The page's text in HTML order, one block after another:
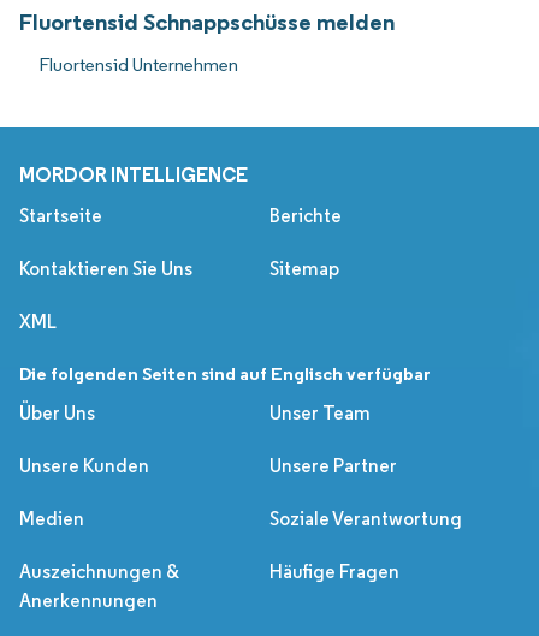
Fluortensid Schnappschüsse melden
Fluortensid Unternehmen
MORDOR INTELLIGENCE
Startseite Berichte
Kontaktieren Sie Uns Sitemap
XML
Die folgenden Seiten sind auf Englisch verfügbar
Über Uns
Unser Team
Unsere Kunden Unsere Partner
Medien Soziale Verantwortung
Auszeichnungen &
Anerkennungen
Häufige Fragen